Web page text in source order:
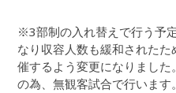
※3部制の入れ替えで行う予
なり収容人数も緩和された
催するよう変更になりまし
の為、無観客試合で行います。